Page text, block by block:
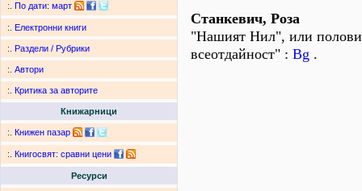
:. По дати: март
:. Електронни книги
:. Раздели / Рубрики
:. Автори
:. Критика за авторите
Книжарници
:. Книжен пазар
:. Книгосвят: сравни цени
Ресурси
Станкевич, Роза
"Нашият Нил", или
всеотдайност" : Bg .